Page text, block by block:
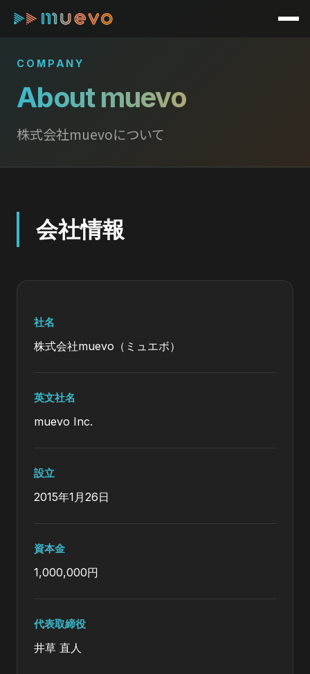
移
COMPANY
About muevo
株式会社muevoについて
会社情報
社名
株式会社muevo（ミュエボ）
英文社名
muevo Inc.
設立
2015年1月26日
資本金
1,000,000円
代表取締役
井草 直人